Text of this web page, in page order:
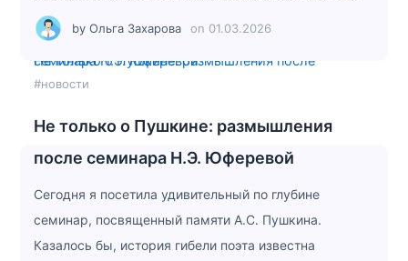
byОльга Захарова on 01.03.2026
Не только о Пушкине: размышления после семинара Н.Э. Юферевой
#новости
Не только о Пушкине: размышления
после семинара Н.Э. Юферевой
Сегодня я посетила удивительный по глубине
семинар, посвященный памяти А.С. Пушкина.
Казалось бы, история гибели поэта известна